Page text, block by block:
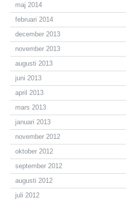
maj 2014
februari 2014
december 2013
november 2013
augusti 2013
juni 2013
april 2013
mars 2013
januari 2013
november 2012
oktober 2012
september 2012
augusti 2012
juli 2012